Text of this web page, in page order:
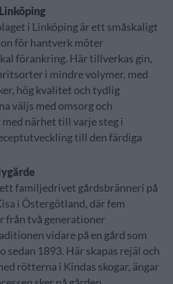
i Linköping är ett småskaligt
för hantverk möter
förankring. Här tillverkas gin,
i mindre volymer, med
hög kvalitet och tydlig
väljs med omsorg och
närhet till varje steg i
till den färdiga
familjedrivet gårdsbränneri på
i Östergötland, där fem
från två generationer
vidare på en gård som
sedan 1893. Här skapas rejäl och
rötterna i Kindas skogar, ängar